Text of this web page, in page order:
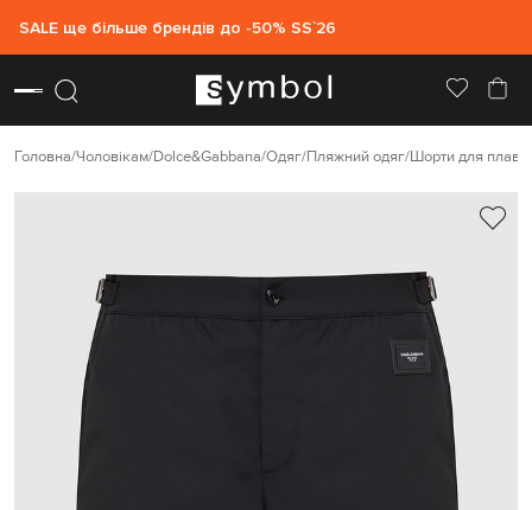
SALE ще більше брендів до -50% SS`26
Головна Чоловікам Dolce&Gabbana Одяг Пляжний одяг Шорти для